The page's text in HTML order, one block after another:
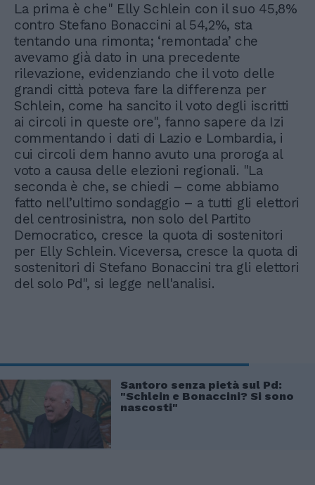
La prima è che" Elly Schlein con il suo 45,8%
contro Stefano Bonaccini al 54,2%, sta
tentando una rimonta; ‘remontada’ che
avevamo già dato in una precedente
rilevazione, evidenziando che il voto delle
grandi città poteva fare la differenza per
Schlein, come ha sancito il voto degli iscritti
ai circoli in queste ore", fanno sapere da Izi
commentando i dati di Lazio e Lombardia, i
cui circoli dem hanno avuto una proroga al
voto a causa delle elezioni regionali. "La
seconda è che, se chiedi – come abbiamo
fatto nell’ultimo sondaggio – a tutti gli elettori
del centrosinistra, non solo del Partito
Democratico, cresce la quota di sostenitori
per Elly Schlein. Viceversa, cresce la quota di
sostenitori di Stefano Bonaccini tra gli elettori
del solo Pd", si legge nell'analisi.
Santoro senza pietà sul Pd:
"Schlein e Bonaccini? Si sono
nascosti"